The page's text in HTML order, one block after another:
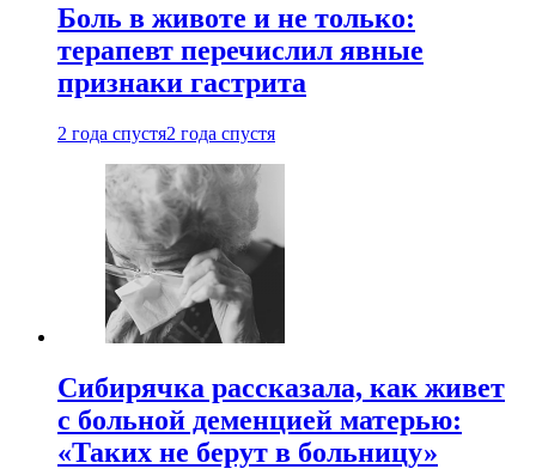
Боль в животе и не только:
терапевт перечислил явные
признаки гастрита
2 года спустя2 года спустя
Сибирячка рассказала, как живет
с больной деменцией матерью:
«Таких не берут в больницу»